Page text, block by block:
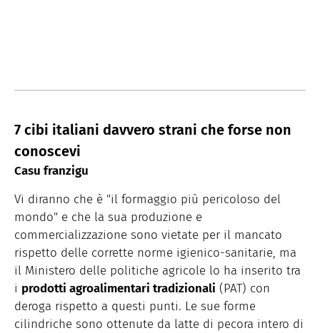
7 cibi italiani davvero strani che forse non
conoscevi
Casu franzigu
Vi diranno che è "il formaggio più pericoloso del
mondo" e che la sua produzione e
commercializzazione sono vietate per il mancato
rispetto delle corrette norme igienico-sanitarie, ma
il Ministero delle politiche agricole lo ha inserito tra
i prodotti agroalimentari tradizionali (PAT) con
deroga rispetto a questi punti. Le sue forme
cilindriche sono ottenute da latte di pecora intero di